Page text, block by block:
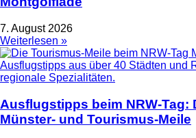
7. August 2026
Weiterlesen »
Ausflugstipps beim NRW-Tag:
Münster- und Tourismus-Meile